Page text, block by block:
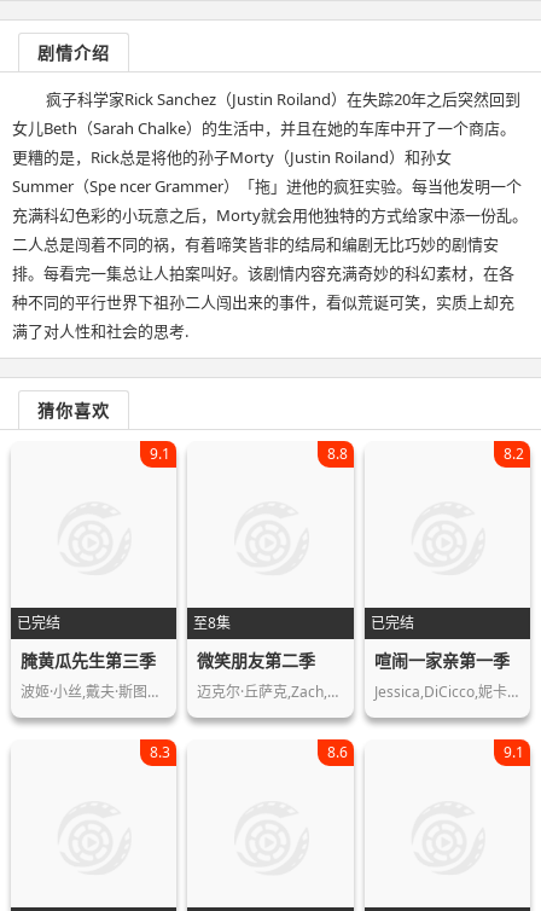
剧情介绍
疯子科学家Rick Sanchez（Justin Roiland）在失踪20年之后突然回到
女儿Beth（Sarah Chalke）的生活中，并且在她的车库中开了一个商店。
更糟的是，Rick总是将他的孙子Morty（Justin Roiland）和孙女
Summer（Spe ncer Grammer）「拖」进他的疯狂实验。每当他发明一个
充满科幻色彩的小玩意之后，Morty就会用他独特的方式给家中添一份乱。
二人总是闯着不同的祸，有着啼笑皆非的结局和编剧无比巧妙的剧情安
排。每看完一集总让人拍案叫好。该剧情内容充满奇妙的科幻素材，在各
种不同的平行世界下祖孙二人闯出来的事件，看似荒诞可笑，实质上却充
满了对人性和社会的思考.
猜你喜欢
已完结
9.1
腌黄瓜先生第三季
波姬·小丝,戴夫·斯图尔特,弗兰克·考…
至8集
8.8
微笑朋友第二季
迈克尔·丘萨克,Zach,Hadel,Marc…
已完结
8.2
喧闹一家亲第一季
Jessica,DiCicco,妮卡·福特曼,格蕾·…
8.3 8.6 9.1